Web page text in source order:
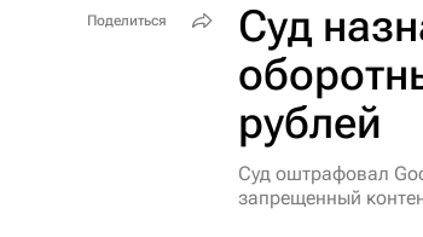
Суд
рублей
Суд оштрафовал
запрещенный
Поделиться